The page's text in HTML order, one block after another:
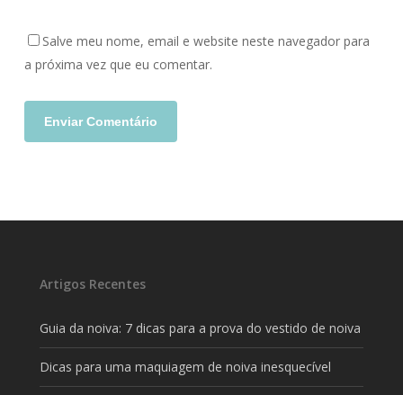
Salve meu nome, email e website neste navegador para
a próxima vez que eu comentar.
Artigos Recentes
Guia da noiva: 7 dicas para a prova do vestido de noiva
Dicas para uma maquiagem de noiva inesquecível